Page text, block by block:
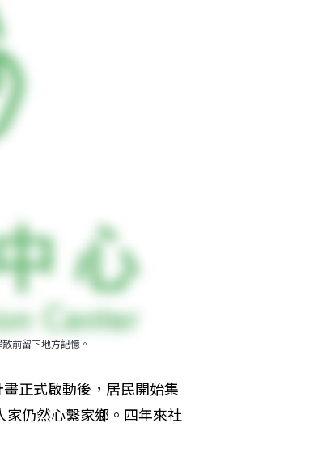
前留下地方記憶。
正式啟動後，居民開始集
仍然心繫家鄉。四年來社